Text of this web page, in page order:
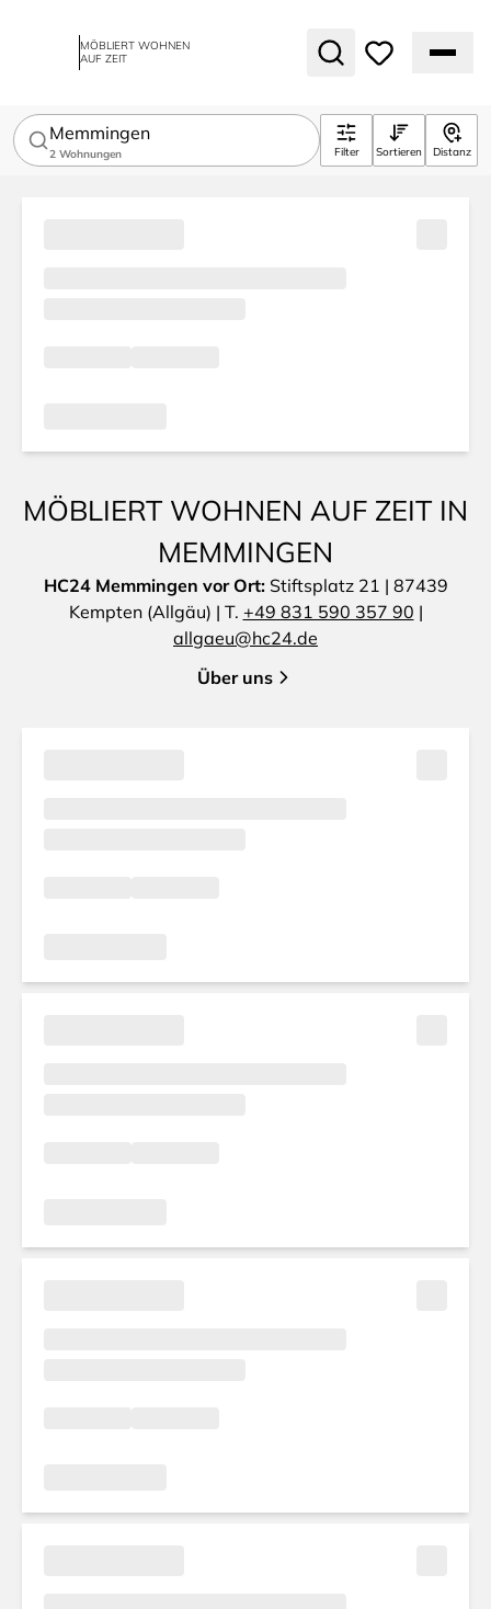
MÖBLIERT WOHNEN
AUF ZEIT
Memmingen
2 Wohnungen Filter Sortieren Distanz
MÖBLIERT WOHNEN AUF ZEIT IN
MEMMINGEN
HC24 Memmingen vor Ort: Stiftsplatz 21 | 87439
Kempten (Allgäu) | T. +49 831 590 357 90 |
allgaeu@hc24.de
Über uns